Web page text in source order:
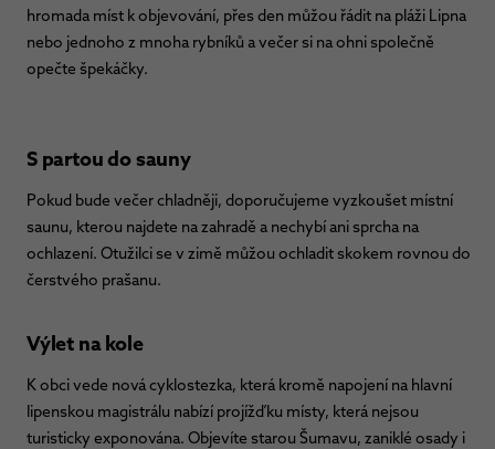
hromada míst k objevování, přes den můžou řádit na pláži Lipna
nebo jednoho z mnoha rybníků a večer si na ohni společně
opečte špekáčky.
S partou do sauny
Pokud bude večer chladněji, doporučujeme vyzkoušet místní
saunu, kterou najdete na zahradě a nechybí ani sprcha na
ochlazení. Otužilci se v zimě můžou ochladit skokem rovnou do
čerstvého prašanu.
Výlet na kole
K obci vede nová cyklostezka, která kromě napojení na hlavní
lipenskou magistrálu nabízí projížďku místy, která nejsou
turisticky exponována. Objevíte starou Šumavu, zaniklé osady i